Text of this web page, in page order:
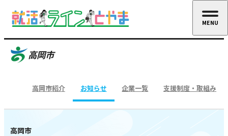
高岡市
高岡市紹介 お知らせ 企業一覧 支援制度・取組み
高岡市
MENU